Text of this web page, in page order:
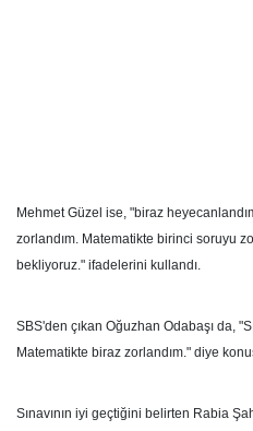
Mehmet Güzel ise, "biraz
zorlandım. Matematikte birinci soruyu
bekliyoruz." ifadelerini kullandı.
SBS'den çıkan Oğuzhan Odabaşı da,
Matematikte biraz zorlandım." diye
Sınavının iyi geçtiğini belirten Rabia